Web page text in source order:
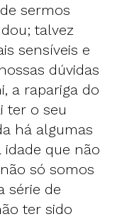
sermos
talvez
sensíveis e
dúvidas
a rapariga do
ter o seu
há algumas
idade que não
só somos
série de
ter sido